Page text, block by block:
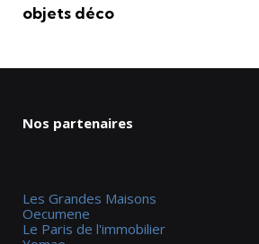
objets déco
Nos partenaires
Les Grandes Maisons
Oecumene
Le Paris de l'immobilier